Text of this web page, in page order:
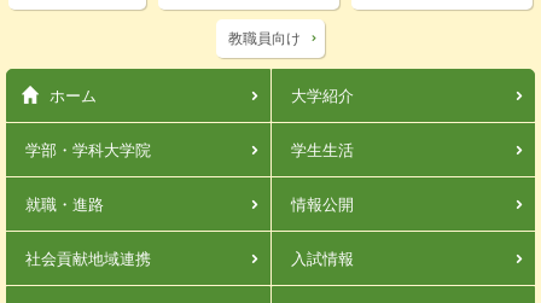
教職員向け
ホーム 大学紹介
学部・学科大学院 学生生活
就職・進路 情報公開
社会貢献地域連携 入試情報